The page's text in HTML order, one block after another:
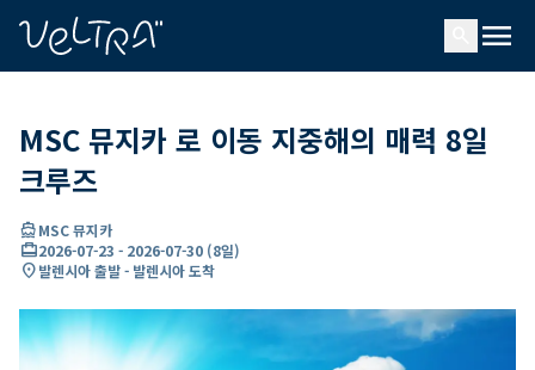
menu
MSC 뮤지카 로 이동 지중해의 매력 8일
크루즈
directions_boatMSC 뮤지카
card_travel2026-07-23 - 2026-07-30 (8일)
location_on발렌시아 출발 - 발렌시아 도착